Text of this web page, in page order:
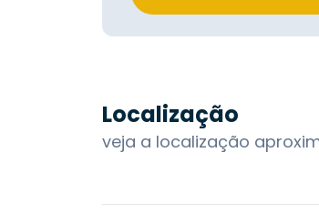
Localização
veja a localização